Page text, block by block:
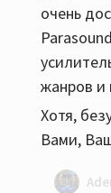
очень
жанров и
Хотя,
Вами,